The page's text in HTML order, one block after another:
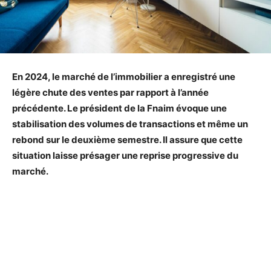
En 2024, le marché de l’immobilier a enregistré une
légère chute des ventes par rapport à l’année
précédente. Le président de la Fnaim évoque une
stabilisation des volumes de transactions et même un
rebond sur le deuxième semestre. Il assure que cette
situation laisse présager une reprise progressive du
marché.